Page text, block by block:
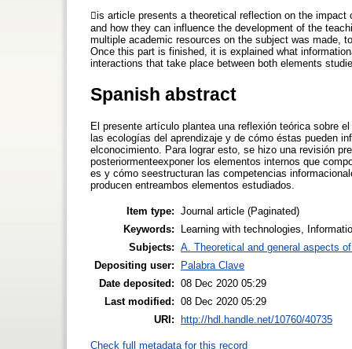
is article presents a theoretical reflection on the
and how they can influence the development of the
multiple academic resources on the subject was made,
Once this part is finished, it is explained what
interactions that take place between both elements
Spanish abstract
El presente artículo plantea una reflexión teórica sobre
las ecologías del aprendizaje y de cómo éstas pueden
elconocimiento. Para lograr esto, se hizo una revisión
posteriormenteexponer los elementos internos que
es y cómo seestructuran las competencias
producen entreambos elementos estudiados.
Item type: Journal article (Paginated)
Keywords:
Learning with technologies,
Subjects: A. Theoretical and general aspects
Depositing user:
Palabra Clave
Date deposited: 08 Dec 2020 05:29
Last modified: 08 Dec 2020 05:29
URI:
http://hdl.handle.net/10760/40735
Check full metadata for this record